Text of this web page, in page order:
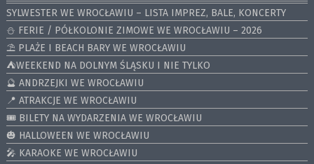
SYLWESTER WE WROCŁAWIU – LISTA IMPREZ, BALE, KONCERTY
⛄️ FERIE / PÓŁKOLONIE ZIMOWE WE WROCŁAWIU – 2026
⛱️ PLAŻE I BEACH BARY WE WROCŁAWIU
⛺️WEEKEND NA DOLNYM ŚLĄSKU I NIE TYLKO
🔮 ANDRZEJKI WE WROCŁAWIU
📍 ATRAKCJE WE WROCŁAWIU
🎟️ BILETY NA WYDARZENIA WE WROCŁAWIU
🎃 HALLOWEEN WE WROCŁAWIU
🎤 KARAOKE WE WROCŁAWIU